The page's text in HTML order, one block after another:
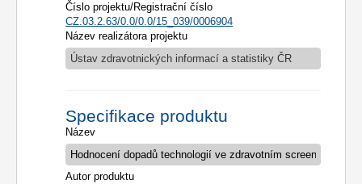
Číslo projektu/Registrační číslo
CZ.03.2.63/0.0/0.0/15_039/0006904
Název realizátora projektu
Ústav zdravotnických informací a statistiky ČR
Specifikace produktu
Název
Autor produktu